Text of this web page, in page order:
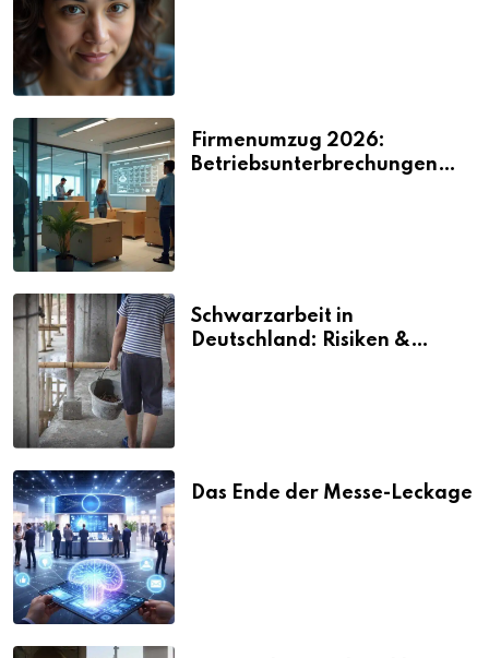
Firmenumzug 2026:
Betriebsunterbrechungen
Schwarzarbeit in
Deutschland: Risiken &
Das Ende der Messe-Leckage